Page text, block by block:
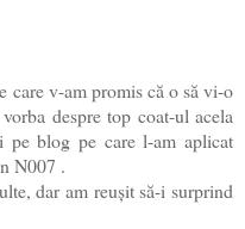
care v-am promis că o să vi-o
despre top coat-ul acela
pe blog pe care l-am aplicat
N007 .
dar am reușit să-i surprind